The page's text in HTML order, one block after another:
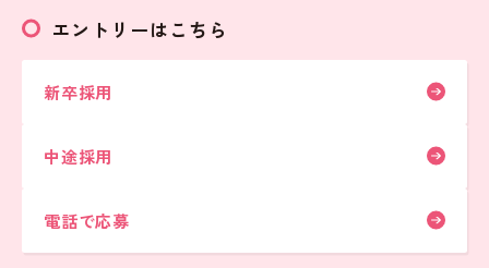
エントリーはこちら
新卒採用
中途採用
電話で応募